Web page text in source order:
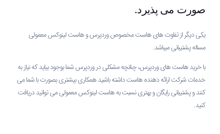
صورت می پذیرد.
یکی دیگر از تفاوت های هاست مخصوص وردپرس و هاست لینوکس معمولی
مساله پشتیبانی میباشد.
با خرید هاست های وردپرس، چنانچه مشکلی در وردپرس شما بوجود بیاید که نیاز به
خدمات شرکت ارائه دهنده هاست داشته باشید همکاری بیشتری بصورت با شما می
کنند و پشتیبانی رایگان و بهتری نسبت به هاست لینوکس معمولی می توانید دریافت
کنید.